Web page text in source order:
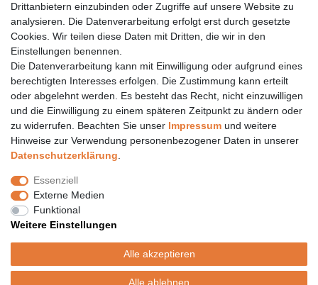
Öffnungszeiten finden Sie hier: www.topcoil.de
E-MAIL **
Newsletter
Honig
Hiermit bestätige ich, dass ich dieDaten­schutz­erklärunggelesen habe.
Meine Einwilligung kann ich jederzeit widerrufen.**
Abonnieren
Versand
Versandinformation
Versandkosten nur 4,90€
- kostenfrei ab 39€ Warenwert
Drittanbietern einzubinden oder Zugriffe auf unsere Website zu
analysieren. Die Datenverarbeitung erfolgt erst durch gesetzte
Cookies. Wir teilen diese Daten mit Dritten, die wir in den
Einstellungen benennen.
Die Datenverarbeitung kann mit Einwilligung oder aufgrund eines
berechtigten Interesses erfolgen. Die Zustimmung kann erteilt
oder abgelehnt werden. Es besteht das Recht, nicht einzuwilligen
und die Einwilligung zu einem späteren Zeitpunkt zu ändern oder
zu widerrufen. Beachten Sie unser Impressum und weitere
Hinweise zur Verwendung personenbezogener Daten in unserer
Daten­schutz­erklärung
Essenziell
Externe Medien
Funktional
Weitere Einstellungen
Alle akzeptieren
Alle ablehnen